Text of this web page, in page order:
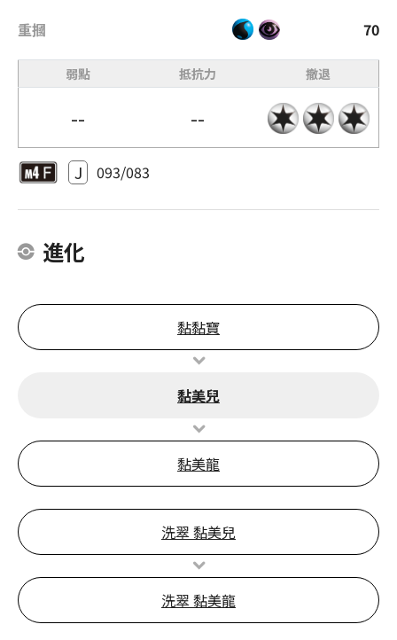
重摑 70
弱點 抵抗力 撤退
-- --
J 093/083
進化
黏黏寶
黏美兒
黏美龍
洗翠 黏美兒
洗翠 黏美龍